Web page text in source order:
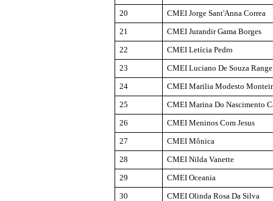
20
CMEI Jorge Sant'Anna Correa
21
CMEI Jurandir Gama Borges
22
CMEI Letícia Pedro
23
CMEI Luciano De Souza
24
CMEI Marilia Modesto
25
CMEI Marina Do Nascimento
26
CMEI Meninos Com Jesus
27
CMEI Mônica
28
CMEI NildaVanette
29
CMEI Oceania
30
CMEI Olinda Rosa Da Silva